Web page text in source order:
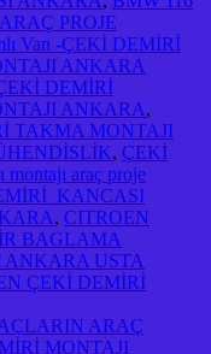
PROJE
Van -ÇEKİ DEMİRİ
ANKARA
DEMİRİ
ANKARA,
TAKMA MONTAJI
, ÇEKİ
montajı araç proje
KANCASI
, CITROEN
BAGLAMA
ANKARA USTA
ÇEKİ DEMİRİ
ARAÇ
MONTAJI